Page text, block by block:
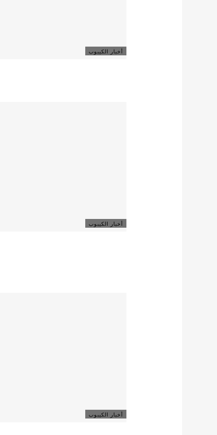
أخبار الكيبوب
أخبار الكيبوب
أخبار الكيبوب